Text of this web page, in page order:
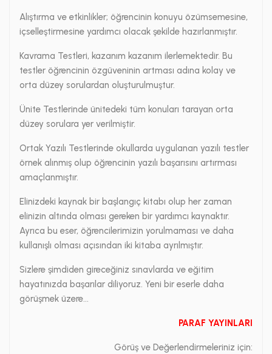
Alıştırma ve etkinlikler; öğrencinin konuyu özümsemesine,
içselleştirmesine yardımcı olacak şekilde hazırlanmıştır.
Kavrama Testleri, kazanım kazanım ilerlemektedir. Bu
testler öğrencinin özgüveninin artması adına kolay ve
orta düzey sorulardan oluşturulmuştur.
Ünite Testlerinde ünitedeki tüm konuları tarayan orta
düzey sorulara yer verilmiştir.
Ortak Yazılı Testlerinde okullarda uygulanan yazılı testler
örnek alınmış olup öğrencinin yazılı başarısını artırması
amaçlanmıştır.
Elinizdeki kaynak bir başlangıç kitabı olup her zaman
elinizin altında olması gereken bir yardımcı kaynaktır.
Ayrıca bu eser, öğrencilerimizin yorulmaması ve daha
kullanışlı olması açısından iki kitaba ayrılmıştır.
Sizlere şimdiden gireceğiniz sınavlarda ve eğitim
hayatınızda başarılar diliyoruz. Yeni bir eserle daha
görüşmek üzere...
PARAF YAYINLARI
Görüş ve Değerlendirmeleriniz için: